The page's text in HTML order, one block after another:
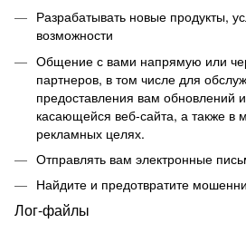
Разрабатывать новые продукты,
возможности
Общение с вами напрямую или
партнеров, в том числе для
предоставления вам обновлений
касающейся веб-сайта, а также в
рекламных целях.
Отправлять вам электронные
Найдите и предотвратите
Лог-файлы